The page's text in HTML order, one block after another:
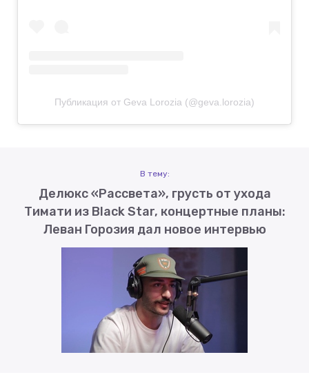
Публикация от Geva Lorozia (@geva.lorozia)
В тему:
Делюкс «Рассвета», грусть от ухода
Тимати из Black Star, концертные планы:
Леван Горозия дал новое интервью